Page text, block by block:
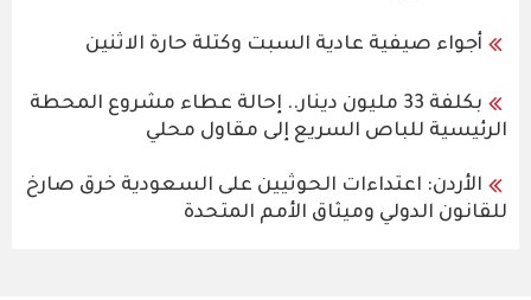
أجواء صيفية عادية السبت وكتلة حارة الاثنين
بكلفة 33 مليون دينار.. إحالة عطاء مشروع المحطة
الرئيسية للباص السريع إلى مقاول محلي
الأردن: اعتداءات الحوثيين على السعودية خرق صارخ
للقانون الدولي وميثاق الأمم المتحدة